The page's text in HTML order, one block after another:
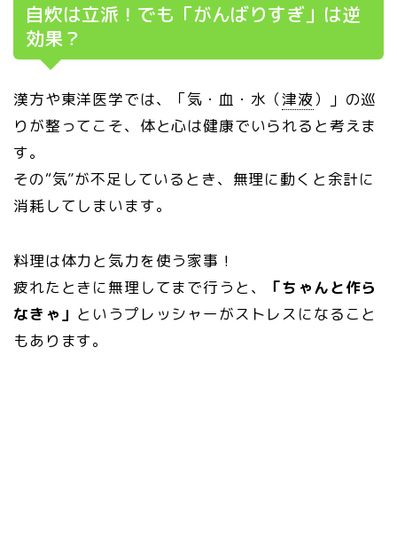
自炊は立派！でも「がんばりすぎ」は逆
効果？
漢方や東洋医学では、「気・血・水（津液）」の巡
りが整ってこそ、体と心は健康でいられると考えま
す。
その“気”が不足しているとき、無理に動くと余計に
消耗してしまいます。
料理は体力と気力を使う家事！
疲れたときに無理してまで行うと、
「ちゃんと作ら
なきゃ」 というプレッシャーがストレスになること
もあります。